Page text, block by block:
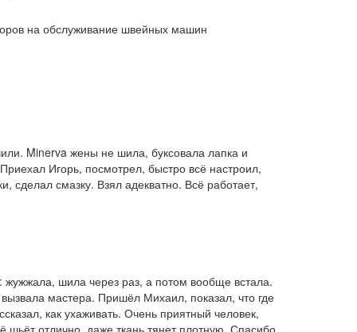
на обслуживание швейных машин
Minerva жены не шила, буксовала лапка и
Игорь, посмотрел, быстро всё настроил,
сделал смазку. Взял адекватно. Всё работает,
шила через раз, а потом вообще встала.
мастера. Пришёл Михаил, показал, что где
как ухаживать. Очень приятный человек,